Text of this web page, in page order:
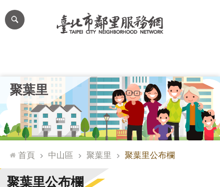
跳到主要內容區塊
網
站
台
通
臺
聚葉里
首頁 中山區 聚葉里 聚葉里公布欄
聚葉里公布欄